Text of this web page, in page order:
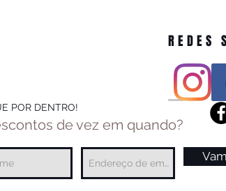
REDES
POR DENTRO!
de vez em quando?